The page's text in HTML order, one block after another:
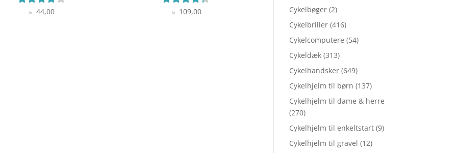
Vurderet
kr. 44,00
Vurderet
kr. 109,00
Cykelbøger (2)
Cykelbriller (416)
Cykelcomputere (54)
Cykeldæk (313)
Cykelhandsker (649)
Cykelhjelm til børn (137)
Cykelhjelm til dame & herre
(270)
Cykelhjelm til enkeltstart (9)
Cykelhjelm til gravel (12)